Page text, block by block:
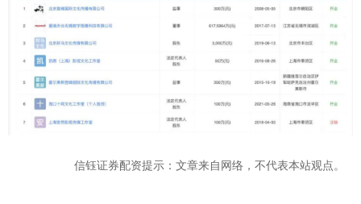
信钰证券配资提示：文章来自网络，不代表本站观点。